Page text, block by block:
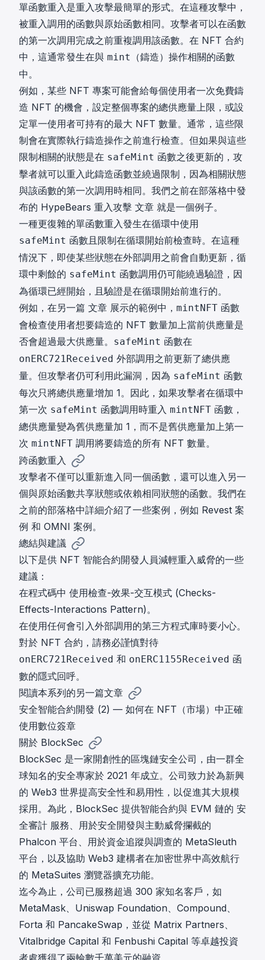
單函數重入是重入攻擊最簡單的形式。在這種攻擊中，
被重入調用的函數與原始函數相同。攻擊者可以在函數
的第一次調用完成之前重複調用該函數。在 NFT 合約
中，這通常發生在與 mint
（鑄造）操作相關的函數
中。
例如，某些 NFT 專案可能會給每個使用者一次免費鑄
造 NFT 的機會，設定整個專案的總供應量上限，或設
定單一使用者可持有的最大 NFT 數量。通常，這些限
制會在實際執行鑄造操作之前進行檢查。但如果與這些
限制相關的狀態是在 safeMint 函數之後更新的，攻
擊者就可以重入此鑄造函數並繞過限制，因為相關狀態
與該函數的第一次調用時相同。我們之前在部落格中發
布的 HypeBears 重入攻擊 文章 就是一個例子。
一種更復雜的單函數重入發生在循環中使用
safeMint 函數且限制在循環開始前檢查時。在這種
情況下，即使某些狀態在外部調用之前會自動更新，循
環中剩餘的 safeMint 函數調用仍可能繞過驗證，因
為循環已經開始，且驗證是在循環開始前進行的。
例如，在另一篇 文章 展示的範例中， mintNFT 函數
會檢查使用者想要鑄造的 NFT 數量加上當前供應量是
否會超過最大供應量。 safeMint 函數在
onERC721Received 外部調用之前更新了總供應
量。但攻擊者仍可利用此漏洞，因為 safeMint 函數
每次只將總供應量增加 1。因此，如果攻擊者在循環中
第一次 safeMint 函數調用時重入 mintNFT 函數，
總供應量變為舊供應量加 1，而不是舊供應量加上第一
次 mintNFT 調用將要鑄造的所有 NFT 數量。
跨函數重入
攻擊者不僅可以重新進入同一個函數，還可以進入另一
個與原始函數共享狀態或依賴相同狀態的函數。我們在
之前的部落格中詳細介紹了一些案例，例如 Revest 案
例 和 OMNI 案例。
總結與建議
以下是供 NFT 智能合約開發人員減輕重入威脅的一些
建議：
在程式碼中 使用檢查-效果-交互模式 (Checks-
Effects-Interactions Pattern) 。
在使用任何會引入外部調用的第三方程式庫時要小心。
對於 NFT 合約，請務必謹慎對待
onERC721Received 和 onERC1155Received 函
數的隱式回呼。
閱讀本系列的另一篇文章
安全智能合約開發 (2) — 如何在 NFT（市場）中正確
使用數位簽章
關於 BlockSec
BlockSec 是一家開創性的區塊鏈安全公司，由一群全
球知名的安全專家於 2021 年成立。公司致力於為新興
的 Web3 世界提高安全性和易用性，以促進其大規模
採用。為此，BlockSec 提供智能合約與 EVM 鏈的 安
全審計 服務、用於安全開發與主動威脅攔截的
Phalcon 平台、用於資金追蹤與調查的 MetaSleuth
平台，以及協助 Web3 建構者在加密世界中高效航行
的 MetaSuites 瀏覽器擴充功能。
迄今為止，公司已服務超過 300 家知名客戶，如
MetaMask、Uniswap Foundation、Compound、
Forta 和 PancakeSwap，並從 Matrix Partners、
Vitalbridge Capital 和 Fenbushi Capital 等卓越投資
者處獲得了兩輪數千萬美元的融資。